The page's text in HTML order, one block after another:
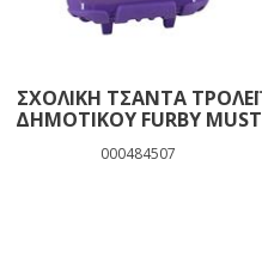
ΣΧΟΛΙΚΉ ΤΣΆΝΤΑ ΤΡΌΛΕΪ
ΔΗΜΟΤΙΚΟΎ FURBY MUST
000484507